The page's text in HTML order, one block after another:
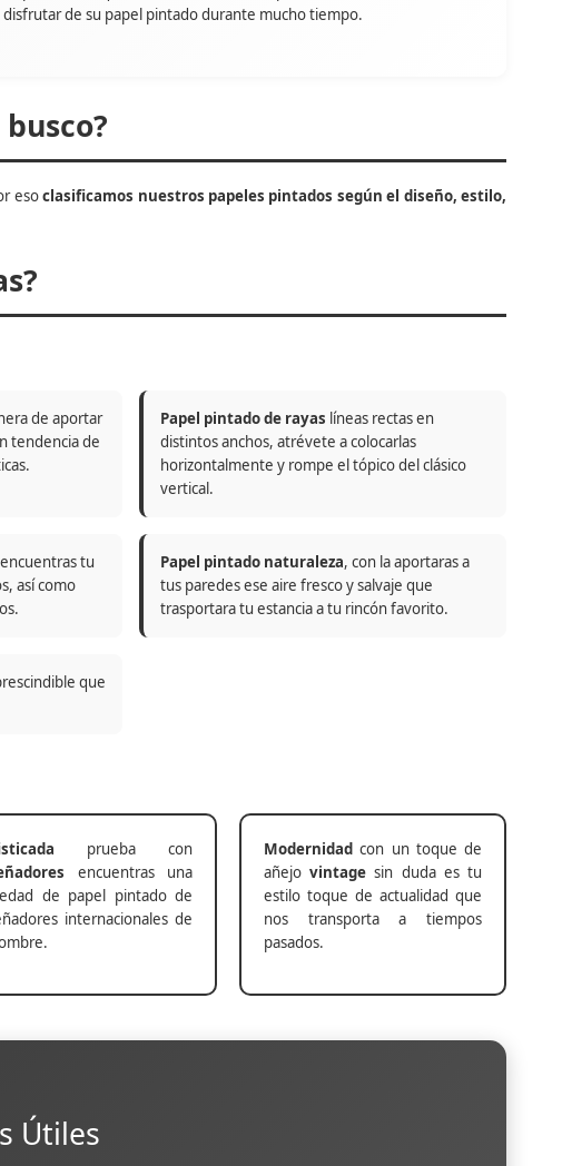
de su papel pintado durante mucho tiempo.
esoclasificamos nuestros papeles pintados según el diseño, estilo,
de aportar
tendencia de
Papel pintado de rayas líneas rectas en
distintos anchos, atrévete a colocarlas
horizontalmente y rompe el tópico del clásico
vertical.
tu
así como
Papel pintado naturaleza, con la aportaras a
tus paredes ese aire fresco y salvaje que
trasportara tu estancia a tu rincón favorito.
que
prueba con
encuentras una
de papel pintado de
internacionales de
Modernidad con un toque de
añejovintage sin duda es tu
estilo toque de actualidad que
nos transporta a tiempos
pasados.
Útiles